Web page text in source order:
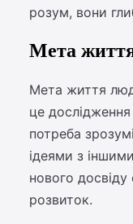
розум, вони
Мета
Мета життя
це
потреба
ідеями з
нового
розвиток.